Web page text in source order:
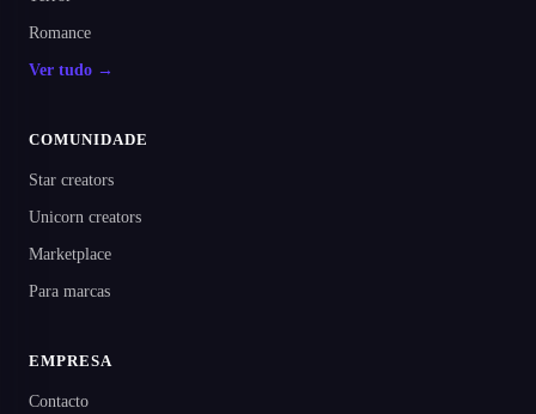
Romance
Ver tudo →
COMUNIDADE
Star creators
Unicorn creators
Marketplace
Para marcas
EMPRESA
Contacto